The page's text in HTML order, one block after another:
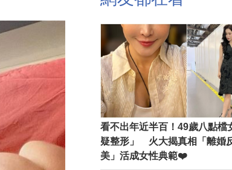
看不出年近半百！49歲八點檔
疑整形」 火大揭真相「離婚
美」活成女性典範❤️